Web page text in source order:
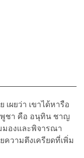
เผยว่า เขาได้หารือ
พูชา คือ อนุทิน ชาญ
มองและพิจารณา
วามตึงเครียดที่เพิ่ม